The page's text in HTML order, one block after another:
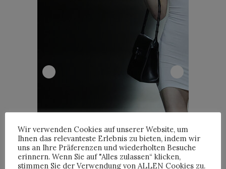
Wir verwenden Cookies auf unserer Website, um
Ihnen das relevanteste Erlebnis zu bieten, indem wir
uns an Ihre Präferenzen und wiederholten Besuche
erinnern. Wenn Sie auf "Alles zulassen“ klicken,
stimmen Sie der Verwendung von ALLEN Cookies zu.